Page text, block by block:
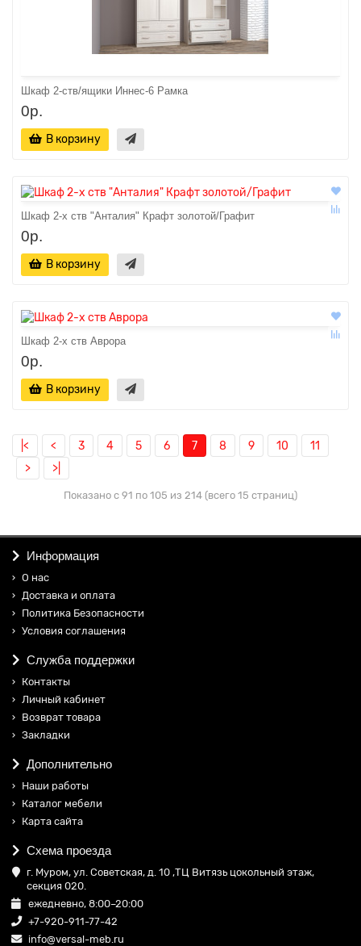
Шкаф 2-ств/ящики Иннес-6 Рамка
0р.
В корзину
Шкаф 2-х ств "Анталия" Крафт золотой/Графит
0р.
В корзину
Шкаф 2-х ств Аврора
0р.
В корзину
|< < 3 4 5 6 7 8 9 10
11
>
>|
Показано с 91 по 105 из 214 (всего 15 страниц)
Информация
О нас
Доставка и оплата
Политика Безопасности
Условия соглашения
Служба поддержки
Контакты
Личный кабинет
Возврат товара
Закладки
Дополнительно
Наши работы
Каталог мебели
Карта сайта
Схема проезда
г. Муром, ул. Советская, д. 10 ,ТЦ Витязь цокольный этаж,
секция 020.
ежедневно, 8:00–20:00
+7-920-911-77-42
info@versal-meb.ru